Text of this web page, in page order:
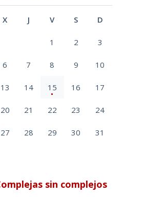
X J V S D
1 2 3
6 7 8 9 10
13 14 15 16 17
20 21 22 23 24
27 28 29 30 31
sin complejos